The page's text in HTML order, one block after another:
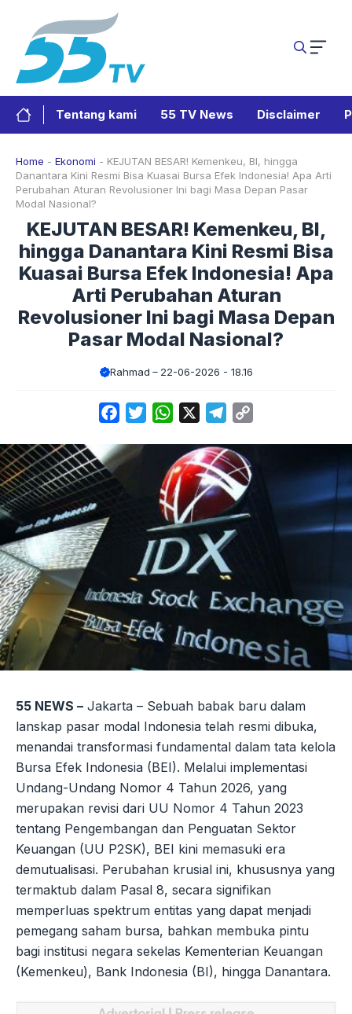
Tentang kami 55 TV News Disclaimer
Home - Ekonomi - KEJUTAN BESAR! Kemenkeu, BI, hingga
Danantara Kini Resmi Bisa Kuasai Bursa Efek Indonesia! Apa Arti
Perubahan Aturan Revolusioner Ini bagi Masa Depan Pasar
Modal Nasional?
KEJUTAN BESAR! Kemenkeu, BI,
hingga Danantara Kini Resmi Bisa
Kuasai Bursa Efek Indonesia! Apa
Arti Perubahan Aturan
Revolusioner Ini bagi Masa Depan
Pasar Modal Nasional?
Rahmad 22-06-2026 - 18.16
FacebookTwitterWhatsApp Telegram
55 NEWS – Jakarta – Sebuah babak baru dalam
lanskap pasar modal Indonesia telah resmi dibuka,
menandai transformasi fundamental dalam tata kelola
Bursa Efek Indonesia (BEI). Melalui implementasi
Undang-Undang Nomor 4 Tahun 2026, yang
merupakan revisi dari UU Nomor 4 Tahun 2023
tentang Pengembangan dan Penguatan Sektor
Keuangan (UU P2SK), BEI kini memasuki era
demutualisasi. Perubahan krusial ini, khususnya yang
termaktub dalam Pasal 8, secara signifikan
memperluas spektrum entitas yang dapat menjadi
pemegang saham bursa, bahkan membuka pintu
bagi institusi negara sekelas Kementerian Keuangan
(Kemenkeu), Bank Indonesia (BI), hingga Danantara.